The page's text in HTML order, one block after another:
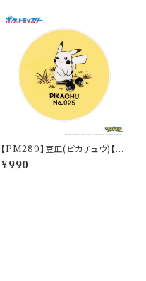
【PM280】豆皿(ピカチュウ)【D
aily Sketch】PM284-333
¥990